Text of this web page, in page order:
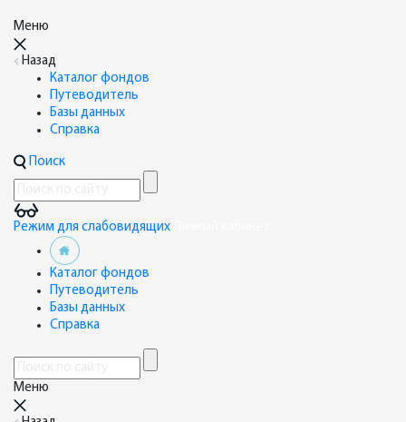
Меню
Назад
Каталог фондов
Путеводитель
Базы данных
Справка
Поиск
Режим для слабовидящих
Каталог фондов
Путеводитель
Базы данных
Справка
Меню